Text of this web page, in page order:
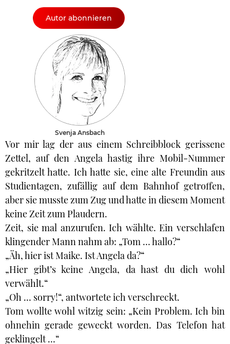
Autor abonnieren
Svenja Ansbach
Vor mir lag der aus einem Schreibblock gerissene
Zettel, auf den Angela hastig ihre Mobil-Nummer
gekritzelt hatte. Ich hatte sie, eine alte Freundin aus
Studientagen, zufällig auf dem Bahnhof getroffen,
aber sie musste zum Zug und hatte in diesem Moment
keine Zeit zum Plaudern.
Zeit, sie mal anzurufen. Ich wählte. Ein verschlafen
klingender Mann nahm ab: „Tom … hallo?“
„Äh, hier ist Maike. Ist Angela da?“
„Hier gibt’s keine Angela, da hast du dich wohl
verwählt.“
„Oh … sorry!“, antwortete ich verschreckt.
Tom wollte wohl witzig sein: „Kein Problem. Ich bin
ohnehin gerade geweckt worden. Das Telefon hat
geklingelt …“